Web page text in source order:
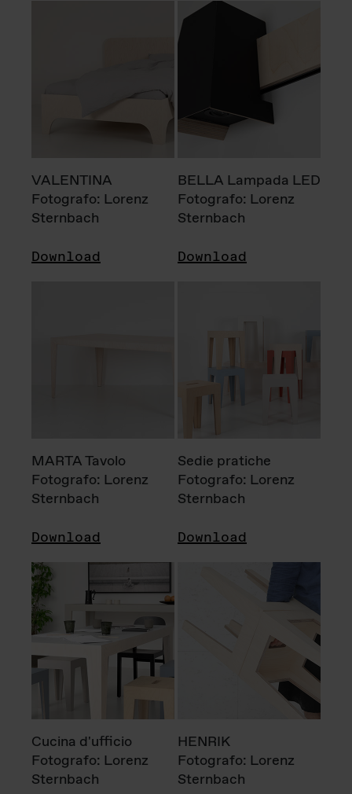
VALENTINA
Fotografo: Lorenz
Sternbach
Download
BELLA Lampada LED
Fotografo: Lorenz
Sternbach
Download
MARTA Tavolo
Fotografo: Lorenz
Sternbach
Download
Sedie pratiche
Fotografo: Lorenz
Sternbach
Download
Cucina d'ufficio
Fotografo: Lorenz
Sternbach
HENRIK
Fotografo: Lorenz
Sternbach